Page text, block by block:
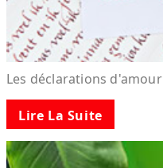
Les déclarations d'amour
Lire La Suite